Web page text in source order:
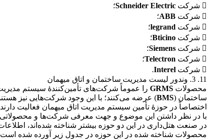
 شرکت
Schneider Electric؛
 شرکت
ABB؛
 شرکت
legrand؛
 شرکت
Bticino؛
 شرکت
؛
 شرکت
Telectron؛
 شرکت
Interel
.
11. 3. وندور لیست مدیریت ساختمان و اتاق میهمان
محصولات GRMS را عموماً شرکت‌های تأمین‌کنندۀ سیستم
ساختمان (BMS) عرضه می‌کنند؛ با این وجود شرکت‌هایی نیز
اختصاصاً در حوزۀ تأمین سیستم مدیریت اتاق میهمان فعالیت
با در نظر داشتن این موضوع و جهت معرفی شرکت‌ها و
در صنعت هتل‌داری در این دو حوزه بیشتر شناخته شده‌اند،
محصولات شناخته شده در این حوزه در جدول زیر آورده شده